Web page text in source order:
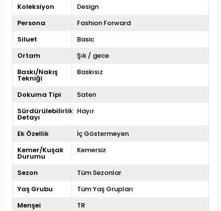
Koleksiyon
Design
Persona
Fashion Forward
Siluet
Basic
Ortam
Şık / gece
Baskı/Nakış
Tekniği
Baskısız
Dokuma Tipi
Saten
Sürdürülebilirlik
Detayı
Hayır
Ek Özellik
İç Göstermeyen
Kemer/Kuşak
Durumu
Kemersiz
Sezon
Tüm Sezonlar
Yaş Grubu
Tüm Yaş Grupları
Menşei
TR